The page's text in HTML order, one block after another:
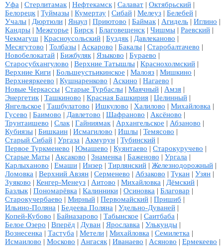
Уфа | Стерлитамак| Нефтекамск| Салават | Октябрьский |
Белорецк| Туймазы | Кумертау | Сибай | Мелеуз | Белебей |
Учалы | Дюртюли | Янаул | Приютово | Баймак| Агидель | Иглино |
Кандры | Межгорье | Бирск| Благовещенск| Чишмы | Раевский |
Чекмагуш | Красноусольский | Буздяк| Давлеканово |
Месягутово | Толбазы | Аскарово | Бакалы | Старобалтачево |
Новобелокатай | Бижбуляк| Языково | Бураево |
Старосубхангулово | Верхние Татышлы | Краснохолмский |
Верхние Киги | Большеустьикинское | Малояз | Мишкино |
Верхнеяркеево | Кушнаренково | Аскино | Нагаево |
Новые Черкассы | Старые Турбаслы | Маячный | Амзя |
Энергетик| Ташкиново | Красная Башкирия | Целинный |
Янгельское | Ташбулатово | Ишкулово | Халилово | Михайловка |
Гусево | Баимово | Давлетово | Шафраново | Аксёново |
Трунтаишево | Слак| Гайниямак| Архангельское | Абзаново |
Кубиязы | Бишкаин | Исмагилово | Ишлы | Темясово |
Старый Сибай | Ургаза | Акмурун | Тубинский |
Первое Туркменево | Юмашево | Куянтаево | Старокуручево |
Старые Маты | Аксаково | Знаменка | Баженово | Ургала |
Карлыханово | Емаши | Инзер | Тирлянский | Железнодорожный |
Ломовка | Верхний Авзян | Серменево | Абзаково | Тукан | Узян |
Зуяково | Кенгер-Менеуз | Аитово | Михайловка | Дёмский |
Базлык| Пономарёвка | Калинники | Осиновка | Благовар |
Старокучербаево | Мирный | Первомайский | Пришиб |
Ильино-Поляна | Бедеева Поляна | Удельно-Дуваней |
Копей-Кубово | Байназарово | Табынское | Саитбаба |
Белое Озеро | Вперёд | Дуван | Ярославка | Улькунды |
Вознесенка | Тастуба | Метели | Михайловка | Семилетка |
Исмаилово | Москово | Ангасяк| Иванаево | Асяново | Ермекеево |